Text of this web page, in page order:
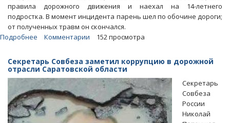
правила дорожного движения и наехал на 14-летнего
подростка. В момент инцидента парень шел по обочине дороги;
от полученных травм он скончался.
Подробнее
подростка
пьяного
полицейского
закрыли
в
СИЗО
Комментарии 152 просмотра
Секретарь Совбеза заметил коррупцию в дорожной
отрасли Саратовской области
Секретарь
Совбеза
России
Николай